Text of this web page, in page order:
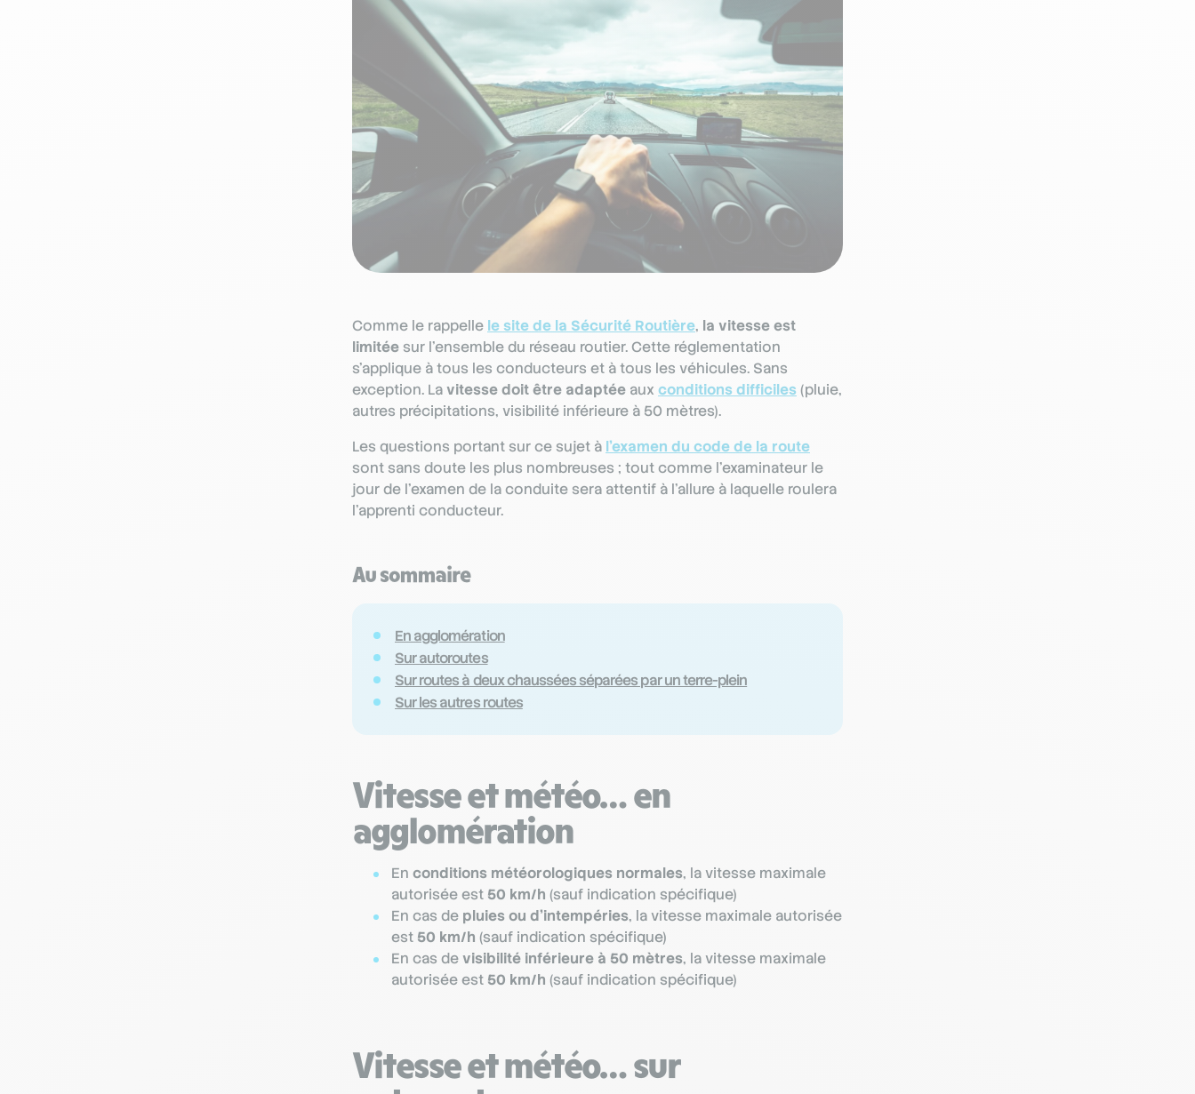
Comme le rappelle le site de la Sécurité Routière, la vitesse est
limitée sur l’ensemble du réseau routier. Cette réglementation
s’applique à tous les conducteurs et à tous les véhicules. Sans
exception. Lavitesse doit être adaptée aux conditions difficiles (pluie,
autres précipitations, visibilité inférieure à 50 mètres).
Les questions portant sur ce sujet à l’examen du code de la route
sont sans doute les plus nombreuses ; tout comme l’examinateur le
jour de l’examen de la conduite sera attentif à l’allure à laquelle roulera
l’apprenti conducteur.
Au sommaire
En agglomération
Sur autoroutes
Sur routes à deux chaussées séparées par un terre-plein
Sur les autres routes
Vitesse et météo… en
agglomération
En conditions météorologiques normales, la vitesse maximale
autorisée est 50 km/h (sauf indication spécifique)
En cas de pluies ou d’intempéries, la vitesse maximale autorisée
est 50 km/h (sauf indication spécifique)
En cas devisibilité inférieure à 50 mètres, la vitesse maximale
autorisée est 50 km/h (sauf indication spécifique)
Vitesse et météo… sur